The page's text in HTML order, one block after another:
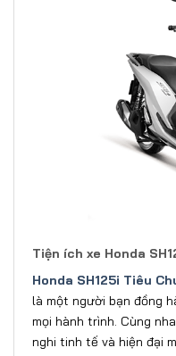
Tiện ích xe Honda
Honda SH125i Tiêu
là một người bạn đồng
mọi hành trình. Cùng
nghi tinh tế và hiện đại